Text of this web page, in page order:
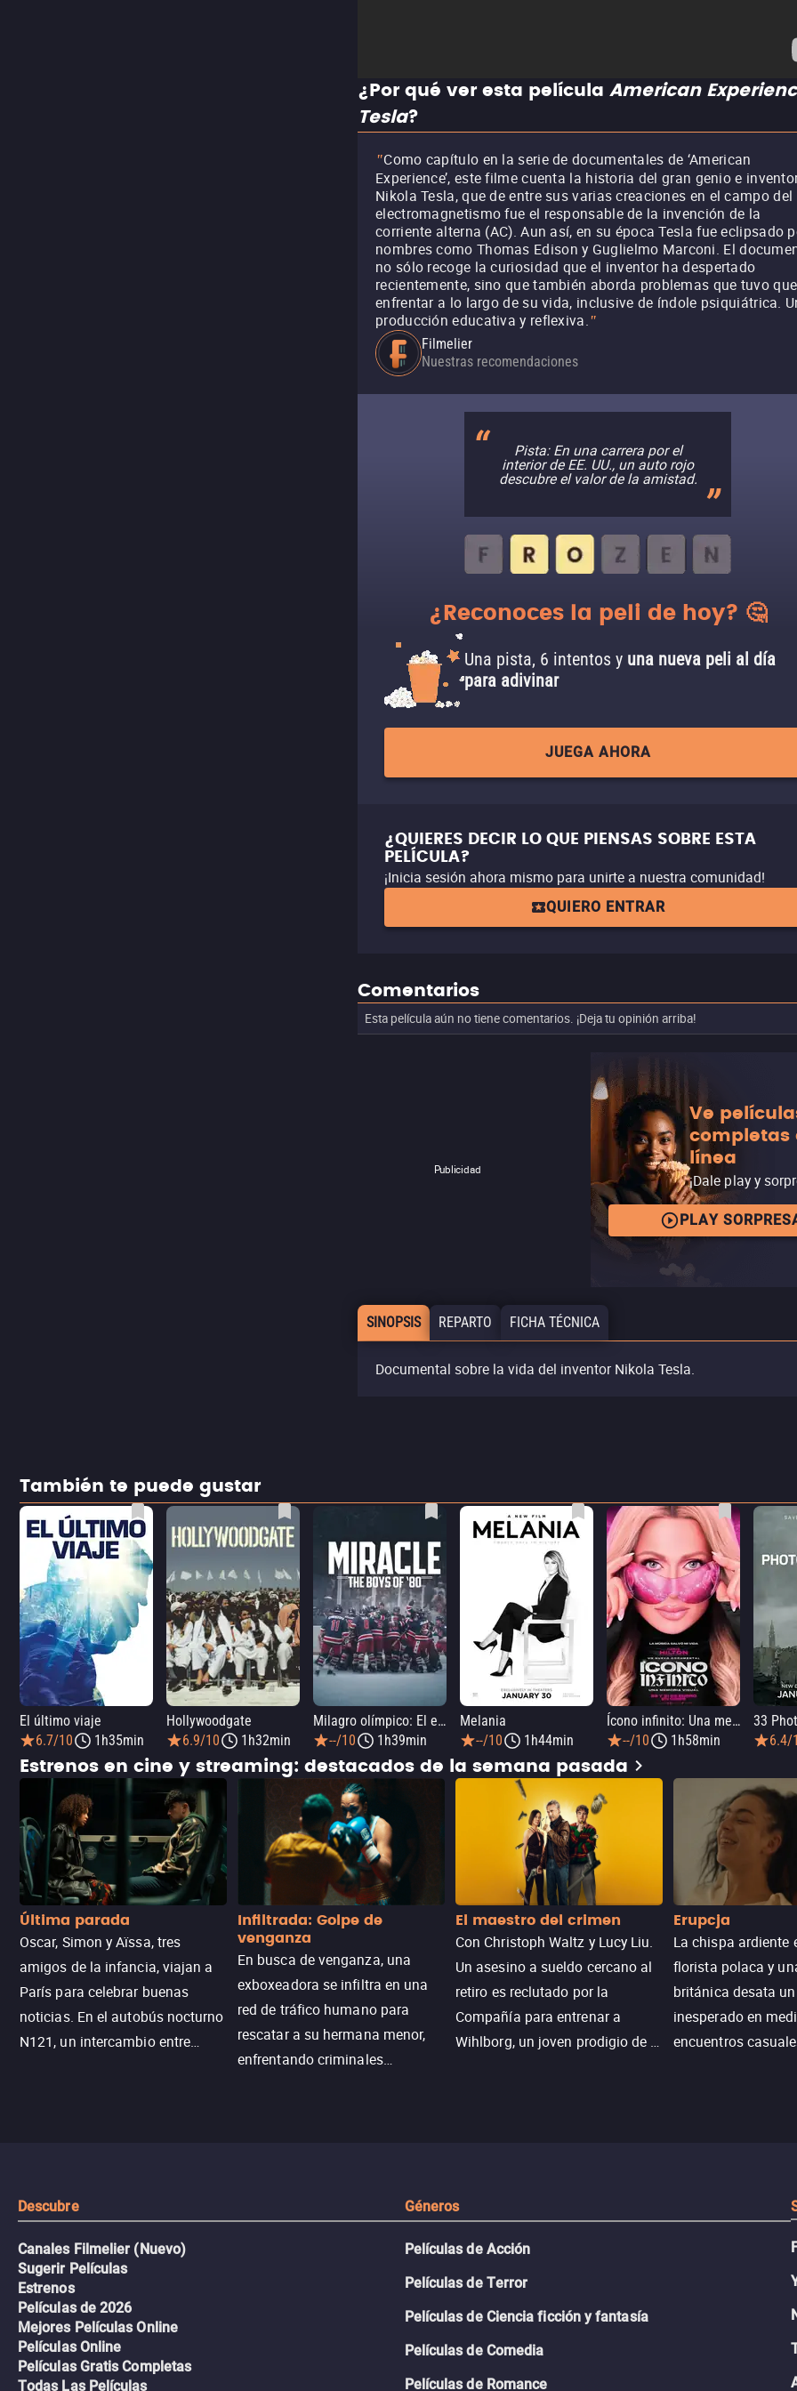
¿Por qué ver esta película American
Tesla?
"Como capítulo en la serie de documentales de ‘American
Experience’, este filme cuenta la historia del gran genio e
Nikola Tesla, que de entre sus varias creaciones en el campo del
electromagnetismo fue el responsable de la invención de la
corriente alterna (AC). Aun así, en su época Tesla fue eclipsado
nombres como Thomas Edison y Guglielmo Marconi. El
no sólo recoge la curiosidad que el inventor ha despertado
recientemente, sino que también aborda problemas que tuvo que
enfrentar a lo largo de su vida, inclusive de índole psiquiátrica.
producción educativa y reflexiva."
Filmelier
Nuestras recomendaciones
Pista: En una carrera por el
interior de EE. UU., un auto rojo
descubre el valor de la amistad.
¿Reconoces la peli de hoy? 🤔
Una pista, 6 intentos y una nueva peli al día
para adivinar
JUEGA AHORA
¿QUIERES DECIR LO QUE PIENSAS SOBRE ESTA
PELÍCULA?
¡Inicia sesión ahora mismo para unirte a nuestra comunidad!
QUIERO ENTRAR
Comentarios
Esta película aún no tiene comentarios. ¡Deja tu opinión arriba!
Publicidad
Ve
completas
línea
¡Dale play y
PLAY
SINOPSIS REPARTO FICHA TÉCNICA
Documental sobre la vida del inventor Nikola Tesla.
También te puede gustar
El último viaje
6.7/10
1h35min
Hollywoodgate
6.9/10
1h32min
Milagro olímpico: El equipo de hockey sobre hielo de 1980
--/10
1h39min
Melania
--/10
1h44min
Ícono infinito: Una memoria visual
--/10
1h58min 6.4/
Estrenos en cine y streaming: destacados de la semana pasada
Última parada
Oscar, Simon y Aïssa, tres
amigos de la infancia, viajan a
París para celebrar buenas
noticias. En el autobús nocturno
N121, un intercambio entre
Infiltrada: Golpe de
venganza
En busca de venganza, una
exboxeadora se infiltra en una
red de tráfico humano para
rescatar a su hermana menor,
enfrentando criminales
El maestro del crimen
Con Christoph Waltz y Lucy Liu.
Un asesino a sueldo cercano al
retiro es reclutado por la
Compañía para entrenar a
Wihlborg, un joven prodigio de la
Erupcja
La chispa ardiente
florista polaca y
británica desata
inesperado en
encuentros
Descubre
Canales Filmelier (Nuevo)
Sugerir Películas
Estrenos
Películas de 2026
Mejores Películas Online
Películas Online
Películas Gratis Completas
Todas Las Películas
Géneros
Películas de Acción
Películas de Terror
Películas de Ciencia ficción y fantasía
Películas de Comedia
Películas de Romance